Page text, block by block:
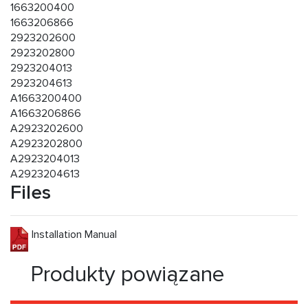
1663200400
1663206866
2923202600
2923202800
2923204013
2923204613
A1663200400
A1663206866
A2923202600
A2923202800
A2923204013
A2923204613
Files
Installation Manual
Produkty powiązane